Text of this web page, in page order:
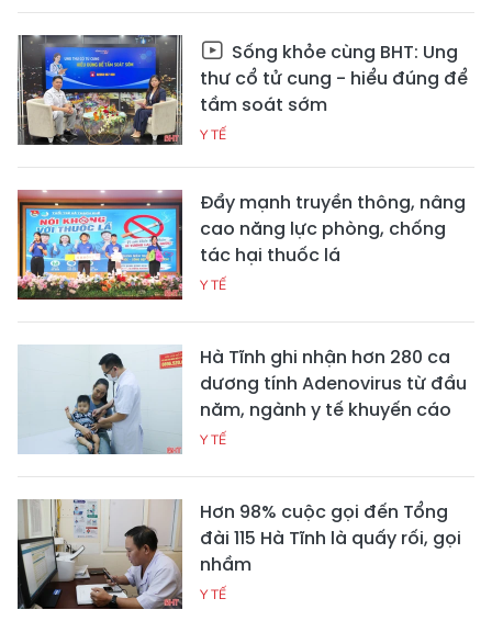
Sống khỏe cùng BHT: Ung
thư cổ tử cung - hiểu đúng để
tầm soát sớm
Y TẾ
Đẩy mạnh truyền thông, nâng
cao năng lực phòng, chống
tác hại thuốc lá
Y TẾ
Hà Tĩnh ghi nhận hơn 280 ca
dương tính Adenovirus từ đầu
năm, ngành y tế khuyến cáo
Y TẾ
Hơn 98% cuộc gọi đến Tổng
đài 115 Hà Tĩnh là quấy rối, gọi
nhầm
Y TẾ